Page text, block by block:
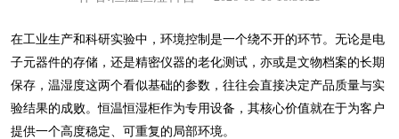
在工业生产和科研实验中，环境控制是一个绕不开的环节。无论是电
子元器件的存储，还是精密仪器的老化测试，亦或是文物档案的长期
保存，温湿度这两个看似基础的参数，往往会直接决定产品质量与实
验结果的成败。恒温恒湿柜作为专用设备，其核心价值就在于为客户
提供一个高度稳定、可重复的局部环境。